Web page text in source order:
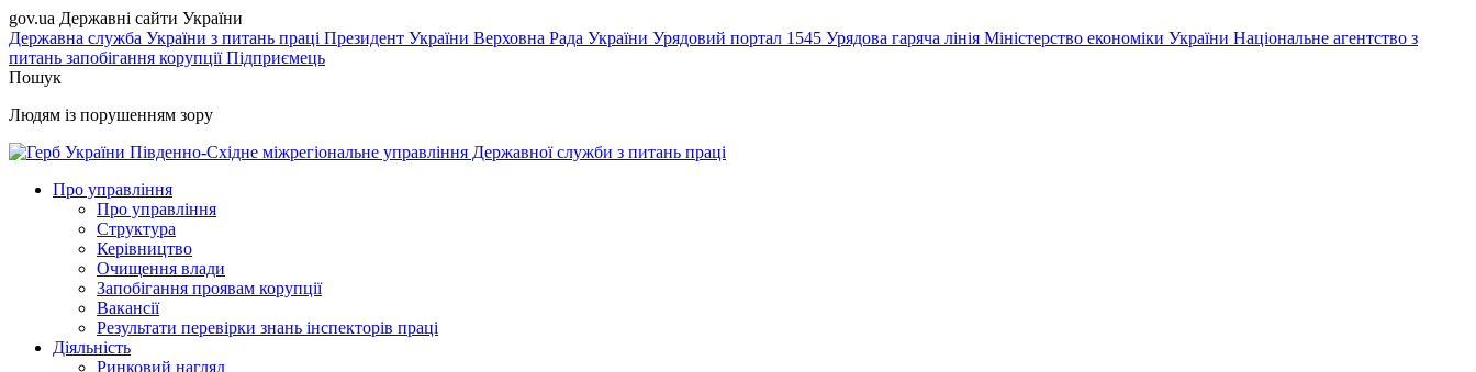
gov.ua Державні сайти України
Державна служба України з питань праці Президент України Верховна Рада України Урядовий портал 1545 Урядова гаряча лінія Міністерство економіки України Національне агентство з
питань запобігання корупціїПідприємець
Пошук
Людям із порушенням зору
Південно-Східне міжрегіональне управління Державної служби з питань праці
Про управління
Про управління
Структура
Керівництво
Очищення влади
Запобігання проявам корупції
Вакансії
Результати перевірки знань інспекторів праці
Діяльність
Ринковий нагляд